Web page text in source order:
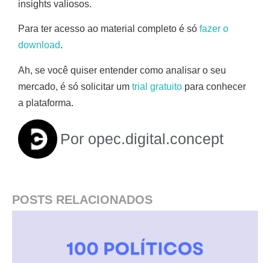
insights valiosos.
Para ter acesso ao material completo é só fazer o
download.
Ah, se você quiser entender como analisar o seu
mercado, é só solicitar um trial gratuito para conhecer
a plataforma.
Por opec.digital.concept
POSTS RELACIONADOS